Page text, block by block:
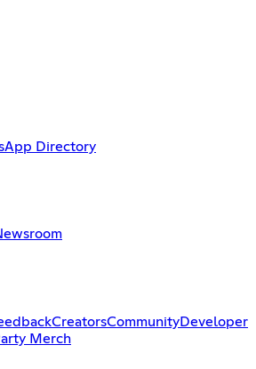
App Directory
CreatorsCommunityDeveloper
Merch